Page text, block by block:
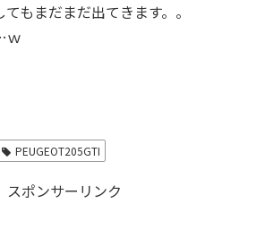
もまだまだ出てきます。。
ｗ
PEUGEOT205GTI
スポンサーリンク